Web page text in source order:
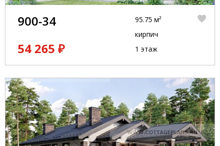
900-34
54 265 ₽
95.75 м²
кирпич
1 этаж